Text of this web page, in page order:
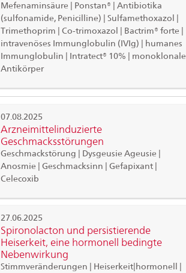
Mefenaminsäure | Ponstan® | Antibiotika
(sulfonamide, Penicilline) | Sulfamethoxazol |
Trimethoprim | Co-trimoxazol | Bactrim® forte |
intravenöses Immunglobulin (IVIg) | humanes
Immunglobulin | Intratect® 10% | monoklonale
Antikörper
07.08.2025
Arzneimittelinduzierte
Geschmacksstörungen
Geschmackstörung | Dysgeusie Ageusie |
Anosmie | Geschmacksinn | Gefapixant |
Celecoxib
27.06.2025
Spironolacton und persistierende
Heiserkeit, eine hormonell bedingte
Nebenwirkung
Stimmveränderungen | Heiserkeit|hormonell |